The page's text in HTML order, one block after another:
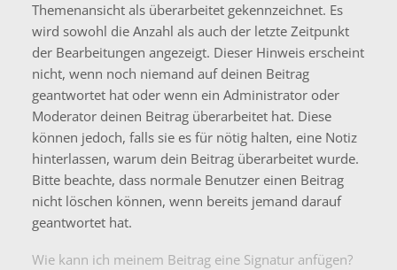
Themenansicht als überarbeitet gekennzeichnet. Es
wird sowohl die Anzahl als auch der letzte Zeitpunkt
der Bearbeitungen angezeigt. Dieser Hinweis erscheint
nicht, wenn noch niemand auf deinen Beitrag
geantwortet hat oder wenn ein Administrator oder
Moderator deinen Beitrag überarbeitet hat. Diese
können jedoch, falls sie es für nötig halten, eine Notiz
hinterlassen, warum dein Beitrag überarbeitet wurde.
Bitte beachte, dass normale Benutzer einen Beitrag
nicht löschen können, wenn bereits jemand darauf
geantwortet hat.
Wie kann ich meinem Beitrag eine Signatur anfügen?